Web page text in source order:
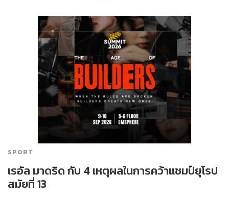
SPORT
เรอัล มาดริด กับ 4 เหตุผลในการคว้าแชมป์ยุโรป
สมัยที่ 13